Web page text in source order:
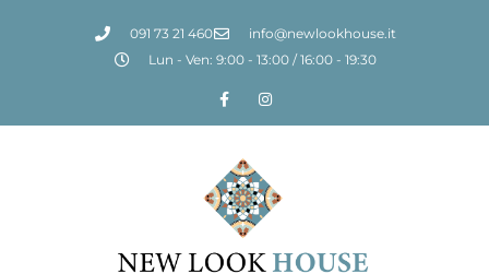
091 73 21 460
info@newlookhouse.it
Lun - Ven: 9:00 - 13:00 / 16:00 - 19:30